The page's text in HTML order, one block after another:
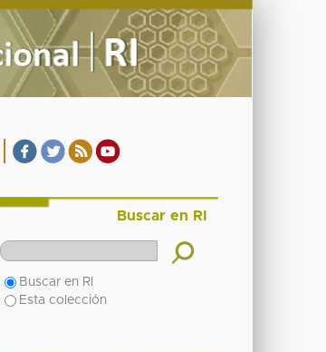
Buscar en RI
Buscar en RI
Esta colección